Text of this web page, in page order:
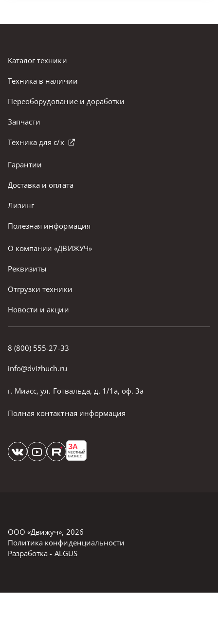
8 (800) 555-27-33
info@dvizhuch.ru
г. Миасс, ул. Готвальда, д. 1/1а, оф. 3а
Полная контактная информация
ЗА
ЧЕСТНЫЙ
БИЗНЕС
Каталог техники
Техника в наличии
Переоборудование и доработки
Запчасти
Техника для с/х
Гарантии
Доставка и оплата
Лизинг
Полезная информация
О компании «ДВИЖУЧ»
Реквизиты
Отгрузки техники
Новости и акции
ООО «Движуч», 2026
Политика конфиденциальности
Разработка - ALGUS